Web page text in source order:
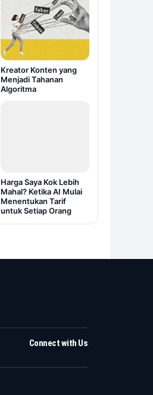
Kreator Konten yang
Menjadi Tahanan
Algoritma
Harga Saya Kok Lebih
Mahal? Ketika AI Mulai
Menentukan Tarif
untuk Setiap Orang
Connect with Us